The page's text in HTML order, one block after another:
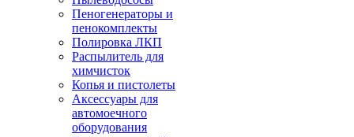
Пеногенераторы и
пенокомплекты
Полировка ЛКП
Распылитель для
химчисток
Копья и пистолеты
Аксессуары для
автомоечного
оборудования